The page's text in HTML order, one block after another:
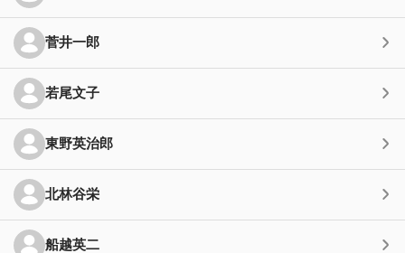
菅井一郎
若尾文子
東野英治郎
北林谷栄
船越英二